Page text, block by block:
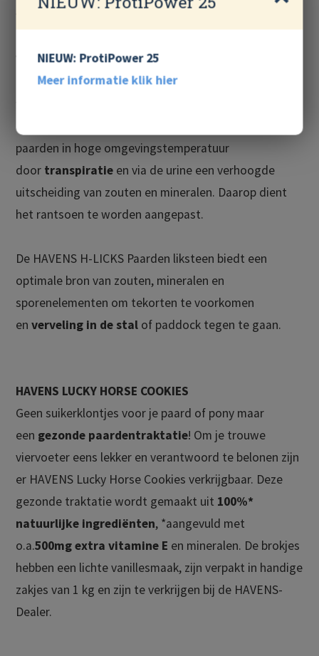
Vooral bij verstrekking vanvéél (mineraalarm)
ruwvoerof rantsoenen met veel kuil of hooi moet
Bovendien hebben met name sportpaarden en
paarden in hoge omgevingstemperatuur
door transpiratie en via de urine een verhoogde
uitscheiding van zouten en mineralen. Daarop dient
het rantsoen te worden aangepast.
De HAVENS H-LICKS Paarden liksteen biedt een
optimale bron van zouten, mineralen en
sporenelementen om tekorten te voorkomen
enverveling in de stal of paddock tegen te gaan.
HAVENS LUCKY HORSE COOKIES
Geen suikerklontjes voor je paard of pony maar
een gezonde paardentraktatie! Om je trouwe
viervoeter eens lekker en verantwoord te belonen zijn
er HAVENS Lucky Horse Cookies verkrijgbaar. Deze
gezonde traktatie wordt gemaakt uit 100%*
natuurlijke ingrediënten, *aangevuld met
o.a.500mg extra vitamine E en mineralen. De brokjes
hebben een lichte vanillesmaak, zijn verpakt in handige
zakjes van 1 kg en zijn te verkrijgen bij de HAVENS-
Dealer.
NIEUW: ProtiPower 25
Meer informatie klik hier